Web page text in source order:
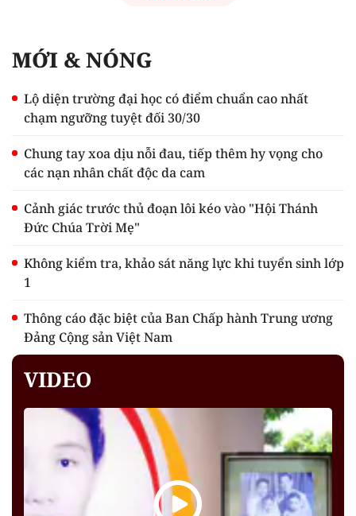
MỚI & NÓNG
Lộ diện trường đại học có điểm chuẩn cao nhất
chạm ngưỡng tuyệt đối 30/30
Chung tay xoa dịu nỗi đau, tiếp thêm hy vọng cho
các nạn nhân chất độc da cam
Cảnh giác trước thủ đoạn lôi kéo vào "Hội Thánh
Đức Chúa Trời Mẹ"
Không kiểm tra, khảo sát năng lực khi tuyển sinh lớp
1
Thông cáo đặc biệt của Ban Chấp hành Trung ương
Đảng Cộng sản Việt Nam
VIDEO